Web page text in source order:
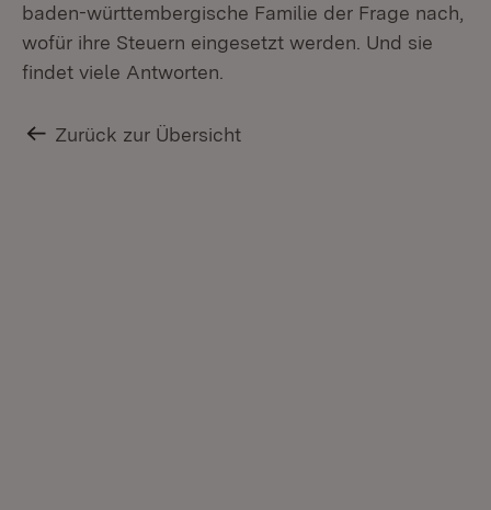
baden-württembergische Familie der Frage nach,
wofür ihre Steuern eingesetzt werden. Und sie
findet viele Antworten.
Zurück zur Übersicht